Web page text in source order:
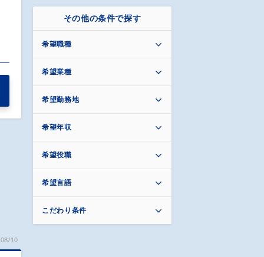
10
その他の条件で探す
希望職種
希望業種
希望勤務地
希望年収
希望役職
希望言語
こだわり条件